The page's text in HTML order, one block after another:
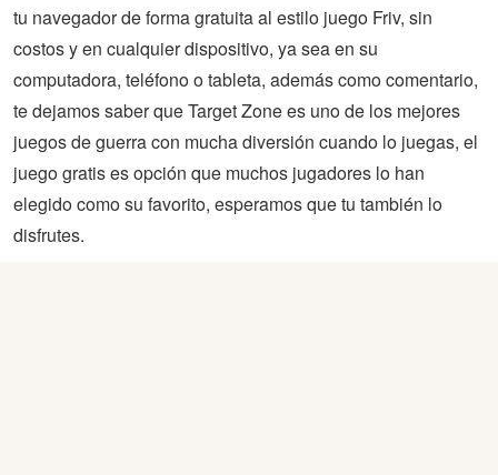
tu navegador de forma gratuita al estilo juego Friv, sin
costos y en cualquier dispositivo, ya sea en su
computadora, teléfono o tableta, además como comentario,
te dejamos saber que Target Zone es uno de los mejores
juegos de guerra con mucha diversión cuando lo juegas, el
juego gratis es opción que muchos jugadores lo han
elegido como su favorito, esperamos que tu también lo
disfrutes.